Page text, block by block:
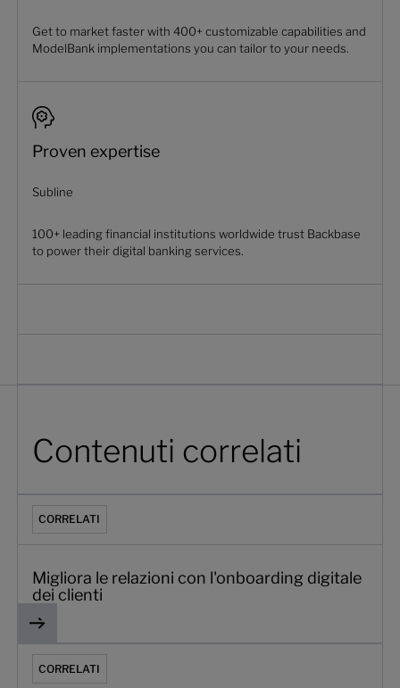
Get to market faster with 400+ customizable capabilities and
ModelBank implementations you can tailor to your needs.
Proven expertise
Subline
100+ leading financial institutions worldwide trust Backbase
to power their digital banking services.
Contenuti correlati
Migliora le relazioni con l'onboarding digitale dei clienti
CORRELATI
Migliora le relazioni con l'onboarding digitale
dei clienti
Consulenti gratuiti per concentrarsi sulle relazioni, non
CORRELATI